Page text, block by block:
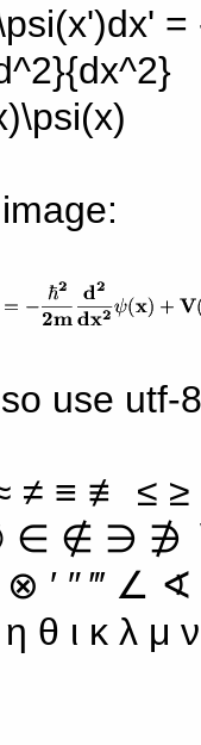
use utf-
≠ ≡ ≢ ≤
∈ ∉ ∋ ∌
′ ″ ‴ ∠
η θ ι κ λ